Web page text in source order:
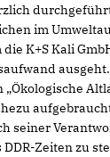
im
K+S Kali
seiner
Zeiten zu